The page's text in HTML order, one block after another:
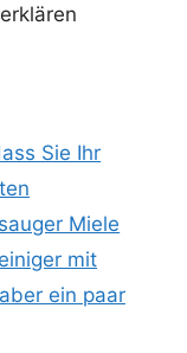
Sie Ihr
Miele
mit
ein paar